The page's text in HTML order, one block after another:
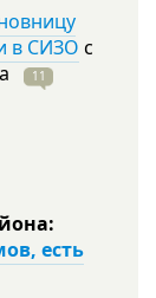
в СИЗО с
11
есть